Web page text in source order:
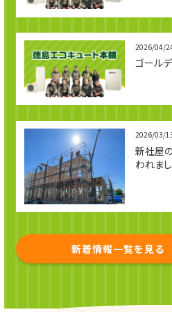
2026/04/
ゴール
2026/03/
新社屋
われま
新着情報一覧を見る